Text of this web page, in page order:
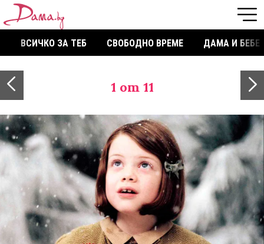
ВСИЧКО ЗА ТЕБ СВОБОДНО ВРЕМЕ ДАМА И БЕБЕ
1 от 11